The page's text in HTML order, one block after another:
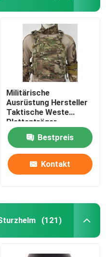
Militärische
Ausrüstung Hersteller
Taktische Weste
Plattenträger
Kugelsicher mit
militärischen
Standards NIJ IIIA
Bestpreis
Kontakt
(121)